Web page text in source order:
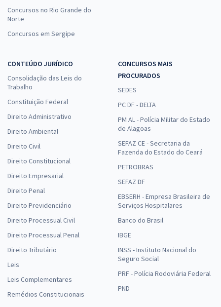
Concursos no Rio Grande do
Norte
Concursos em Sergipe
CONTEÚDO JURÍDICO
Consolidação das Leis do
Trabalho
Constituição Federal
Direito Administrativo
Direito Ambiental
Direito Civil
Direito Constitucional
Direito Empresarial
Direito Penal
Direito Previdenciário
Direito Processual Civil
Direito Processual Penal
Direito Tributário
Leis
Leis Complementares
Remédios Constitucionais
CONCURSOS MAIS
PROCURADOS
SEDES
PC DF - DELTA
PM AL - Polícia Militar do Estado
de Alagoas
SEFAZ CE - Secretaria da
Fazenda do Estado do Ceará
PETROBRAS
SEFAZ DF
EBSERH - Empresa Brasileira de
Serviços Hospitalares
Banco do Brasil
IBGE
INSS - Instituto Nacional do
Seguro Social
PRF - Polícia Rodoviária Federal
PND